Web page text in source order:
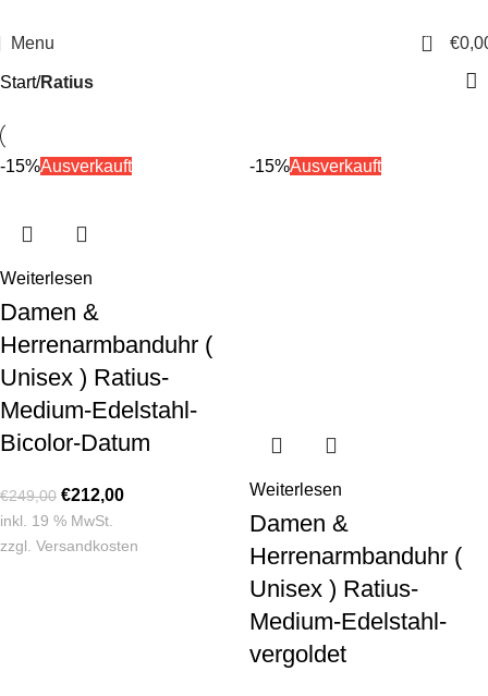
Menu 0 €
Start Ratius
-15%Ausverkauft
Weiterlesen
Damen &
Herrenarmbanduhr (
Unisex ) Ratius-
Medium-Edelstahl-
Bicolor-Datum
€249,00 €212,00
inkl. 19 % MwSt.
zzgl. Versandkosten
-15%Ausverkauft
Weiterlesen
Damen &
Herrenarmbanduhr (
Unisex ) Ratius-
Medium-Edelstahl-
vergoldet